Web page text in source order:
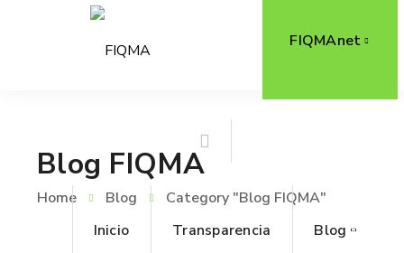
FIQMAnet
Inicio Transparencia Blog
Blog FIQMA
Home Blog Category "Blog FIQMA"